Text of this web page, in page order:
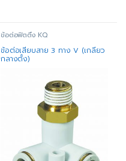
ข้อต่อฟิตติ้ง KQ
ข้อต่อเสียบสาย 3 ทาง V (เกลียว
กลางตั้ง)